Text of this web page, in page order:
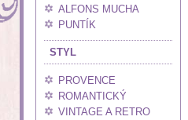
ALFONS MUCHA
PUNTÍK
STYL
PROVENCE
ROMANTICKÝ
VINTAGE A RETRO